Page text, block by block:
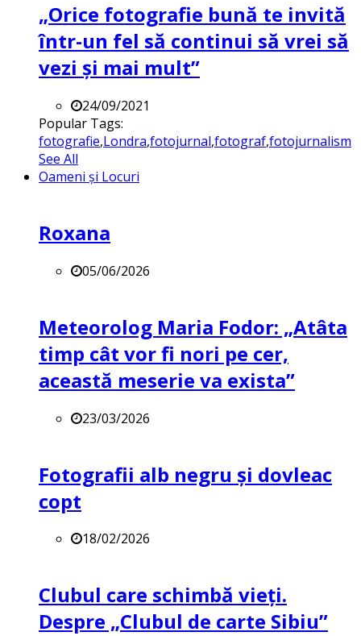
„Orice fotografie bună te invită
într-un fel să continui să vrei să
vezi și mai mult”
24/09/2021
Popular Tags:
fotografie,Londra,fotojurnal,fotograf,fotojurnalism
See All
Oameni și Locuri
Roxana
05/06/2026
Meteorolog Maria Fodor: „Atâta
timp cât vor fi nori pe cer,
această meserie va exista”
23/03/2026
Fotografii alb negru și dovleac
copt
18/02/2026
Clubul care schimbă vieți.
Despre „Clubul de carte Sibiu”